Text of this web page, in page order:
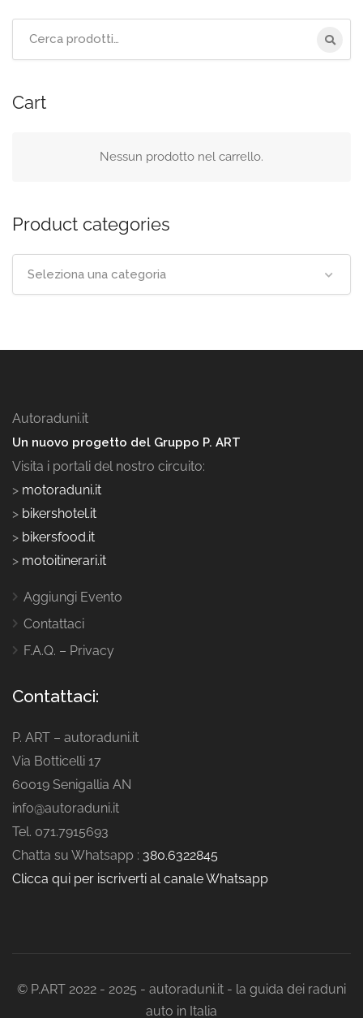
Cart
Nessun prodotto nel carrello.
Product categories
Seleziona una categoria
Autoraduni.it
Un nuovo progetto del Gruppo P. ART
Visita i portali del nostro circuito:
> motoraduni.it
> bikershotel.it
> bikersfood.it
> motoitinerari.it
Aggiungi Evento
Contattaci
F.A.Q. – Privacy
Contattaci:
P. ART – autoraduni.it
Via Botticelli 17
60019 Senigallia AN
info@autoraduni.it
Tel. 071.7915693
Chatta su Whatsapp : 380.6322845
Clicca qui per iscriverti al canale Whatsapp
© P.ART 2022 - 2025 - autoraduni.it - la guida dei raduni
auto in Italia